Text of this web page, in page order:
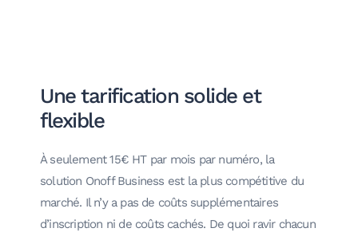
Une tarification solide et
flexible
À seulement 15€ HT par mois par numéro, la
solution Onoff Business est la plus compétitive du
marché. Il n’y a pas de coûts supplémentaires
d’inscription ni de coûts cachés. De quoi ravir chacun